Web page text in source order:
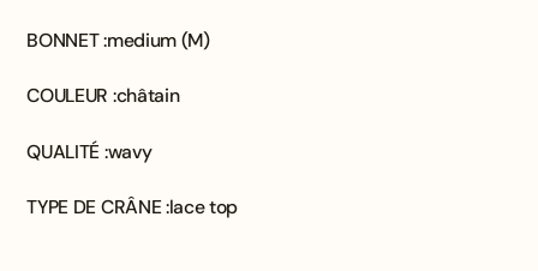
BONNET :medium (M)
COULEUR :châtain
QUALITÉ :wavy
TYPE DE CRÂNE :lace top